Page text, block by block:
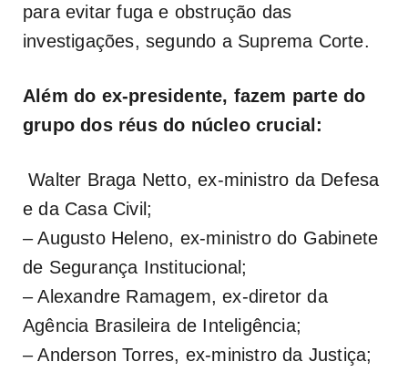
para evitar fuga e obstrução das
investigações, segundo a Suprema Corte.
Além do ex-presidente, fazem parte do
grupo dos réus do núcleo crucial:
Walter Braga Netto, ex-ministro da Defesa
e da Casa Civil;
– Augusto Heleno, ex-ministro do Gabinete
de Segurança Institucional;
– Alexandre Ramagem, ex-diretor da
Agência Brasileira de Inteligência;
– Anderson Torres, ex-ministro da Justiça;